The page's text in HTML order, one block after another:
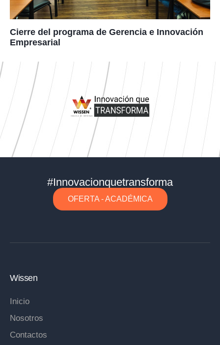
Cierre del programa de Gerencia e Innovación
Empresarial
#Innovacionquetransforma
OFERTA - ACADÉMICA
Wissen
Inicio
Nosotros
Contactos